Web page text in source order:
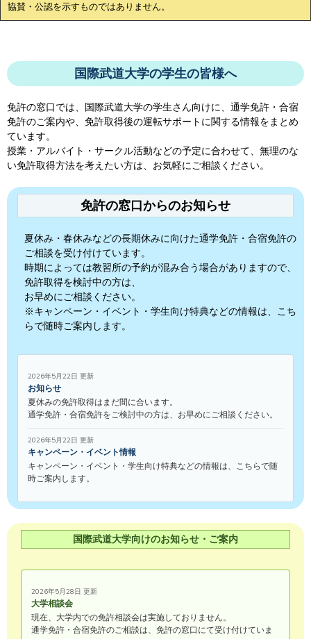
協賛・公認を示すものではありません。
国際武道大学の学生の皆様へ
免許の窓口では、 国際武道大学の学生さん向けに、通学免許・合宿
免許のご案内や、免許取得後の運転サポートに関する情報をまとめ
ています。
授業・アルバイト・サークル活動などの予定に合わせて、無理のな
い免許取得方法を考えたい方は、お気軽にご相談ください。
免許の窓口からのお知らせ
夏休み・春休みなどの長期休みに向けた通学免許・合宿免許の
ご相談を受け付けています。
時期によっては教習所の予約が混み合う場合がありますので、
免許取得を検討中の方は、
お早めにご相談ください。
※キャンペーン・イベント・学生向け特典などの情報は、こち
らで随時ご案内します。
2026年5月22日 更新
お知らせ
夏休みの免許取得はまだ間に合います。
通学免許・合宿免許をご検討中の方は、お早めにご相談ください。
2026年5月22日 更新
キャンペーン・イベント情報
キャンペーン・イベント・学生向け特典などの情報は、こちらで随
時ご案内します。
国際武道大学向けのお知らせ・ご案内
2026年5月28日 更新
大学相談会
現在、大学内での免許相談会は実施しておりません。
通学免許・合宿免許のご相談は、免許の窓口にて受け付けていま